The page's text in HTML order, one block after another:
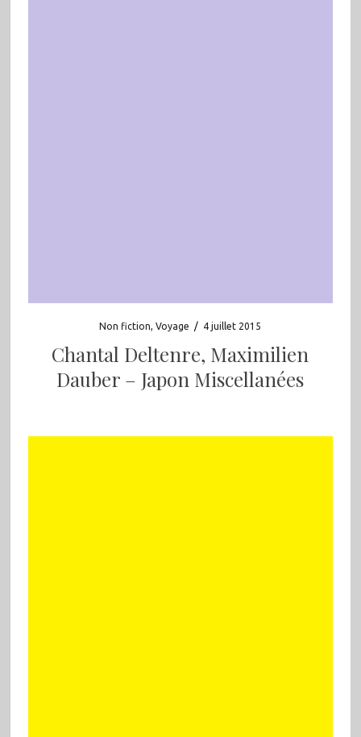
Non fiction,Voyage / 4 juillet 2015
Chantal Deltenre, Maximilien
Dauber – Japon Miscellanées